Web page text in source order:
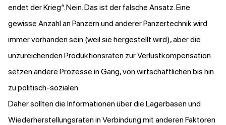
endet der Krieg“. Nein. Das ist der falsche Ansatz. Eine
gewisse Anzahl an Panzern und anderer Panzertechnik wird
immer vorhanden sein (weil sie hergestellt wird), aber die
unzureichenden Produktionsraten zur Verlustkompensation
setzen andere Prozesse in Gang, von wirtschaftlichen bis hin
zu politisch-sozialen.
Daher sollten die Informationen über die Lagerbasen und
Wiederherstellungsraten in Verbindung mit anderen Faktoren